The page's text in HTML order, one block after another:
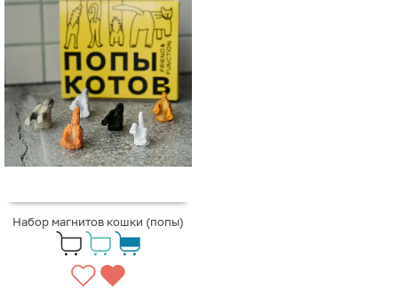
Набор магнитов кошки (попы)